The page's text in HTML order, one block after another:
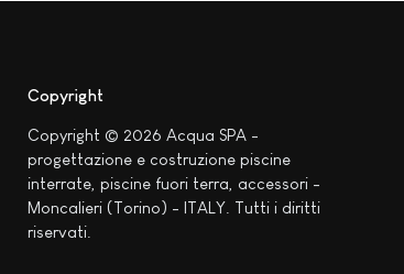
Copyright
Copyright © 2026 Acqua SPA -
progettazione e costruzione piscine
interrate, piscine fuori terra, accessori -
Moncalieri (Torino) - ITALY. Tutti i diritti
riservati.